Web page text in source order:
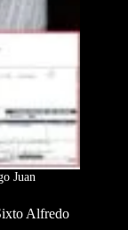
Juan
Alfredo